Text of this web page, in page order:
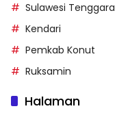
Sulawesi Tenggara
Kendari
Pemkab Konut
Ruksamin
Halaman